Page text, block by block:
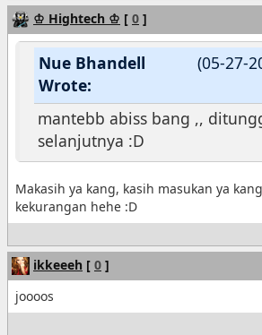
♔ Hightech ♔ [ 0 ]
(05-27-
Nue Bhandell
Wrote:
mantebb abiss bang ,,
selanjutnya :D
Makasih ya kang, kasih masukan ya
kekurangan hehe :D
ikkeeeh [ 0 ]
joooos